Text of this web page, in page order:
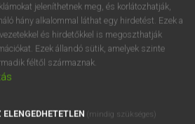
jeleníthetnek meg, és korlátozhatják,
hány alkalommal láthat egy hirdetést. Ezek a
és hirdetőkkel is megoszthatják
Ezek állandó sütik, amelyek szinte
féltől származnak.
(mindig szükséges)